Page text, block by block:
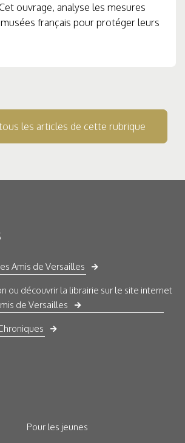
ouvrage, analyse les mesures
français pour protéger leurs
les articles de cette rubrique
Amis de Versailles
ou découvrir la librairie sur le site internet
de Versailles
Pour les jeunes